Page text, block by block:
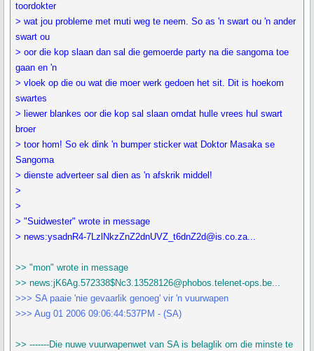
toordokter
> wat jou probleme met muti weg te neem. So as 'n swart ou 'n ander
swart ou
> oor die kop slaan dan sal die gemoerde party na die sangoma toe
gaan en 'n
> vloek op die ou wat die moer werk gedoen het sit. Dit is hoekom
swartes
> liewer blankes oor die kop sal slaan omdat hulle vrees hul swart
broer
> toor hom! So ek dink 'n bumper sticker wat Doktor Masaka se
Sangoma
> dienste adverteer sal dien as 'n afskrik middel!
>
>
> "Suidwester" wrote in message
> news:ysadnR4-7LzlNkzZnZ2dnUVZ_t6dnZ2d@is.co.za...
>> "mon" wrote in message
>> news:jK6Ag.572338$Nc3.13528126@phobos.telenet-ops.be...
>>> SA paaie 'nie gevaarlik genoeg' vir 'n vuurwapen
>>> Aug 01 2006 09:06:44:537PM - (SA)
>> -------Die nuwe vuurwapenwet van SA is belaglik om die minste te